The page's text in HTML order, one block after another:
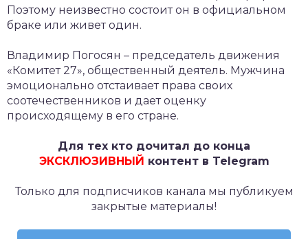
Поэтому неизвестно состоит он в официальном
браке или живет один.
Владимир Погосян – председатель движения
«Комитет 27», общественный деятель. Мужчина
эмоционально отстаивает права своих
соотечественников и дает оценку
происходящему в его стране.
Для тех кто дочитал до конца
ЭКСКЛЮЗИВНЫЙ контент в Telegram
Только для подписчиков канала мы публикуем
закрытые материалы!